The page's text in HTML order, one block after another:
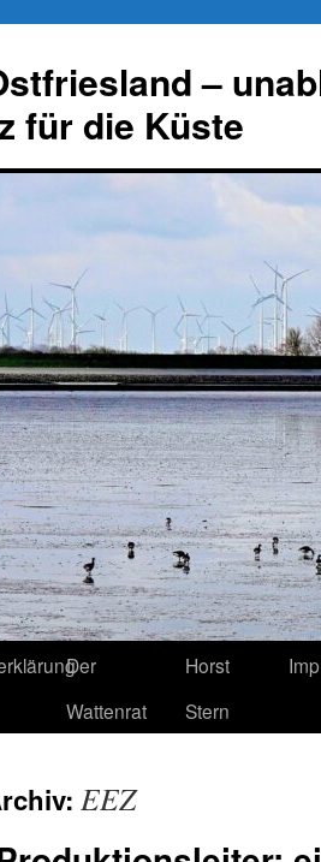
–
für die Küste
Der
Wattenrat
Horst
Stern
EEZ